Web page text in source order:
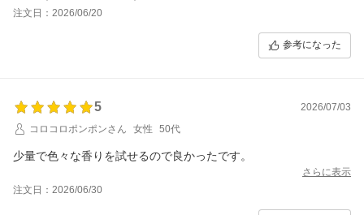
注文日：2026/06/20
参考になった
5
2026/07/03
コロコロポンポンさん
女性 50代
少量で色々な香りを試せるので良かったです。
さらに表示
注文日：2026/06/30